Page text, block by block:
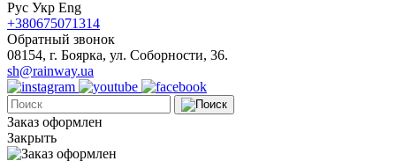
Рус Укр Eng
+380675071314
Обратный звонок
08154, г. Боярка, ул. Соборности, 36.
sh@rainway.ua
Заказ оформлен
Закрыть